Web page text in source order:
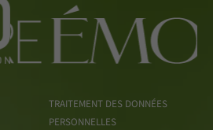
TRAITEMENT DES DONNÉES
PERSONNELLES